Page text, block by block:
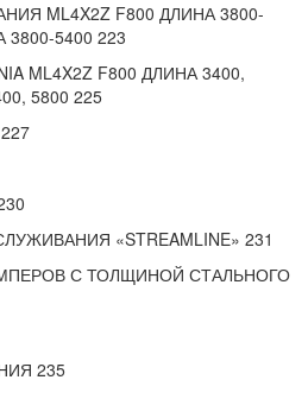
ML4X2Z F800 ДЛИНА 3800-
3800-5400 223
ML4X2Z F800 ДЛИНА 3400,
5800 225
«STREAMLINE» 231
С ТОЛЩИНОЙ СТАЛЬНОГО
235